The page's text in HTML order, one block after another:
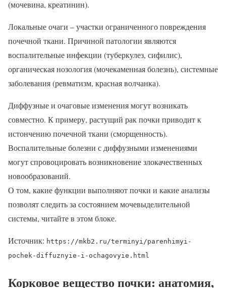
(мочевина, креатинин).
Локальные очаги – участки ограниченного повреждения
почечной ткани. Причиной патологии являются
воспалительные инфекции (туберкулез, сифилис),
органическая нозология (мочекаменная болезнь), системные
заболевания (ревматизм, красная волчанка).
Диффузные и очаговые изменения могут возникать
совместно. К примеру, растущий рак почки приводит к
истончению почечной ткани (сморщенность).
Воспалительные болезни с диффузными изменениями
могут спровоцировать возникновение злокачественных
новообразований.
О том, какие функции выполняют почки и какие анализы
позволят следить за состоянием мочевыделительной
системы, читайте в этом блоке.
Источник: https://mkb2.ru/terminyi/parenhimyi-
pochek-diffuznyie-i-ochagovyie.html
Корковое вещество почки: анатомия,